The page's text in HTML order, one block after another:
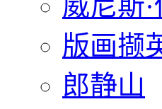
版画撷
郎静山